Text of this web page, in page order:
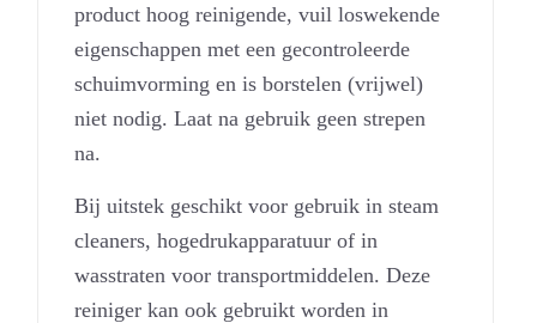
product hoog reinigende, vuil loswekende
eigenschappen met een gecontroleerde
schuimvorming en is borstelen (vrijwel)
niet nodig. Laat na gebruik geen strepen
na.
Bij uitstek geschikt voor gebruik in steam
cleaners, hogedrukapparatuur of in
wasstraten voor transportmiddelen. Deze
reiniger kan ook gebruikt worden in